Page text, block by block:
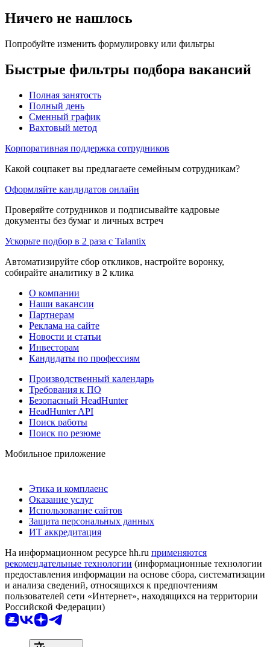
Ничего не нашлось
Попробуйте изменить формулировку или фильтры
Быстрые фильтры подбора вакансий
Полная занятость
Полный день
Сменный график
Вахтовый метод
Корпоративная поддержка сотрудников
Какой соцпакет вы предлагаете семейным сотрудникам?
Оформляйте кандидатов онлайн
Проверяйте сотрудников и подписывайте кадровые
документы без бумаг и личных встреч
Ускорьте подбор в 2 раза с Talantix
Автоматизируйте сбор откликов, настройте воронку,
собирайте аналитику в 2 клика
О компании
Наши вакансии
Партнерам
Реклама на сайте
Новости и статьи
Инвесторам
Кандидаты по профессиям
Производственный календарь
Требования к ПО
Безопасный HeadHunter
HeadHunter API
Поиск работы
Поиск по резюме
Мобильное приложение
Этика и комплаенс
Оказание услуг
Использование сайтов
Защита персональных данных
ИТ аккредитация
На информационном ресурсе hh.ru применяются
рекомендательные технологии (информационные технологии
предоставления информации на основе сбора, систематизации
и анализа сведений, относящихся к предпочтениям
пользователей сети «Интернет», находящихся на территории
Российской Федерации)